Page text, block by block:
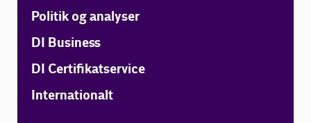
Politik og analyser
DI Business
DI Certifikatservice
Internationalt